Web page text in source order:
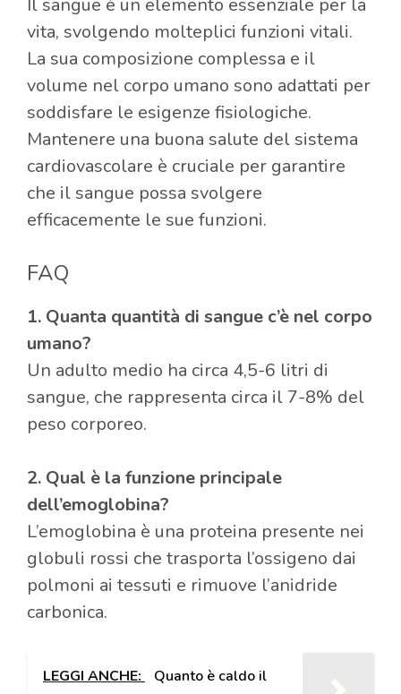
Il sangue è un elemento essenziale per la
vita, svolgendo molteplici funzioni vitali.
La sua composizione complessa e il
volume nel corpo umano sono adattati per
soddisfare le esigenze fisiologiche.
Mantenere una buona salute del sistema
cardiovascolare è cruciale per garantire
che il sangue possa svolgere
efficacemente le sue funzioni.
FAQ
1. Quanta quantità di sangue c’è nel corpo
umano?
Un adulto medio ha circa 4,5-6 litri di
sangue, che rappresenta circa il 7-8% del
peso corporeo.
2. Qual è la funzione principale
dell’emoglobina?
L’emoglobina è una proteina presente nei
globuli rossi che trasporta l’ossigeno dai
polmoni ai tessuti e rimuove l’anidride
carbonica.
LEGGI ANCHE:
Quanto è caldo il